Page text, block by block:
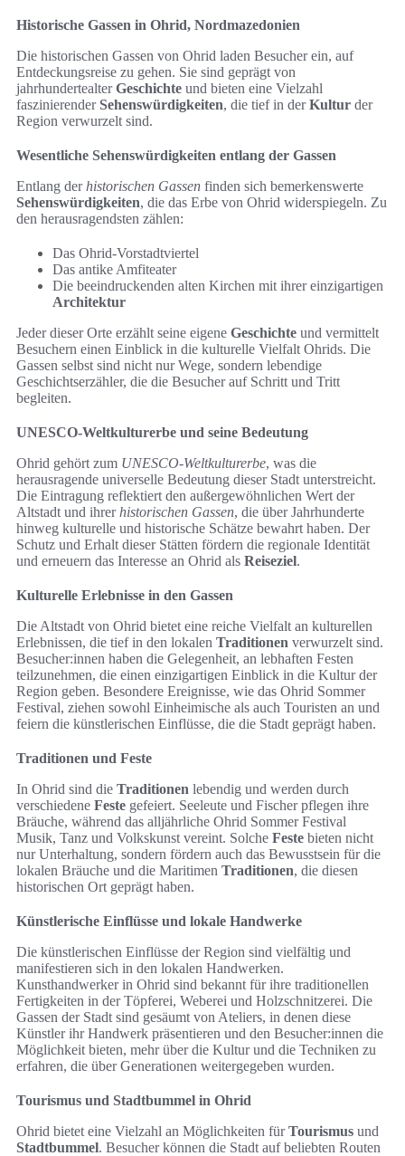
Historische Gassen in Ohrid, Nordmazedonien
Die historischen Gassen von Ohrid laden Besucher ein, auf
Entdeckungsreise zu gehen. Sie sind geprägt von
jahrhundertealterGeschichte und bieten eine Vielzahl
faszinierenderSehenswürdigkeiten, die tief in derKultur der
Region verwurzelt sind.
Wesentliche Sehenswürdigkeiten entlang der Gassen
Entlang derhistorischen Gassen finden sich bemerkenswerte
Sehenswürdigkeiten, die das Erbe von Ohrid widerspiegeln. Zu
den herausragendsten zählen:
Das Ohrid-Vorstadtviertel
Das antike Amfiteater
Die beeindruckenden alten Kirchen mit ihrer einzigartigen
Architektur
Jeder dieser Orte erzählt seine eigene Geschichte und vermittelt
Besuchern einen Einblick in die kulturelle Vielfalt Ohrids. Die
Gassen selbst sind nicht nur Wege, sondern lebendige
Geschichtserzähler, die die Besucher auf Schritt und Tritt
begleiten.
UNESCO-Weltkulturerbe und seine Bedeutung
Ohrid gehört zum UNESCO-Weltkulturerbe, was die
herausragende universelle Bedeutung dieser Stadt unterstreicht.
Die Eintragung reflektiert den außergewöhnlichen Wert der
Altstadt und ihrerhistorischen Gassen, die über Jahrhunderte
hinweg kulturelle und historische Schätze bewahrt haben. Der
Schutz und Erhalt dieser Stätten fördern die regionale Identität
und erneuern das Interesse an Ohrid als Reiseziel.
Kulturelle Erlebnisse in den Gassen
Die Altstadt von Ohrid bietet eine reiche Vielfalt an kulturellen
Erlebnissen, die tief in den lokalen Traditionen verwurzelt sind.
Besucher:innen haben die Gelegenheit, an lebhaften Festen
teilzunehmen, die einen einzigartigen Einblick in die Kultur der
Region geben. Besondere Ereignisse, wie das Ohrid Sommer
Festival, ziehen sowohl Einheimische als auch Touristen an und
feiern die künstlerischen Einflüsse, die die Stadt geprägt haben.
Traditionen und Feste
In Ohrid sind die Traditionen lebendig und werden durch
verschiedene Feste gefeiert. Seeleute und Fischer pflegen ihre
Bräuche, während das alljährliche Ohrid Sommer Festival
Musik, Tanz und Volkskunst vereint. Solche Feste bieten nicht
nur Unterhaltung, sondern fördern auch das Bewusstsein für die
lokalen Bräuche und die Maritimen Traditionen, die diesen
historischen Ort geprägt haben.
Künstlerische Einflüsse und lokale Handwerke
Die künstlerischen Einflüsse der Region sind vielfältig und
manifestieren sich in den lokalen Handwerken.
Kunsthandwerker in Ohrid sind bekannt für ihre traditionellen
Fertigkeiten in der Töpferei, Weberei und Holzschnitzerei. Die
Gassen der Stadt sind gesäumt von Ateliers, in denen diese
Künstler ihr Handwerk präsentieren und den Besucher:innen die
Möglichkeit bieten, mehr über die Kultur und die Techniken zu
erfahren, die über Generationen weitergegeben wurden.
Tourismus und Stadtbummel in Ohrid
Ohrid bietet eine Vielzahl an Möglichkeiten fürTourismus und
Stadtbummel. Besucher können die Stadt auf beliebten Routen